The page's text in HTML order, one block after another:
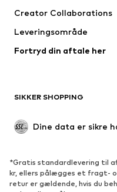
Undertøj
Frakker
Badetøj
Upcycled mode
Nyheder
Sneakers
Creator Collaborations
Leveringsområde
Fortryd din aftale her
SIKKER SHOPPING
Dine data er sikre
*Gratis standardlevering til
kr, ellers pålægges et fragt-
retur er gældende, hvis du